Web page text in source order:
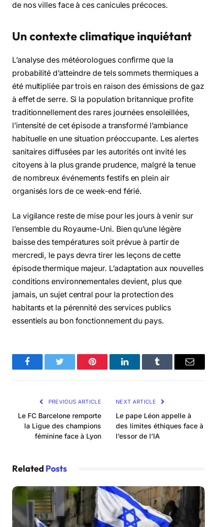
de nos villes face à ces canicules précoces.
Un contexte climatique inquiétant
L’analyse des météorologues confirme que la
probabilité d’atteindre de tels sommets thermiques a
été multipliée par trois en raison des émissions de gaz
à effet de serre. Si la population britannique profite
traditionnellement des rares journées ensoleillées,
l’intensité de cet épisode a transformé l’ambiance
habituelle en une situation préoccupante. Les alertes
sanitaires diffusées par les autorités ont invité les
citoyens à la plus grande prudence, malgré la tenue
de nombreux événements festifs en plein air
organisés lors de ce week-end férié.
La vigilance reste de mise pour les jours à venir sur
l’ensemble du Royaume-Uni. Bien qu’une légère
baisse des températures soit prévue à partir de
mercredi, le pays devra tirer les leçons de cette
épisode thermique majeur. L’adaptation aux nouvelles
conditions environnementales devient, plus que
jamais, un sujet central pour la protection des
habitants et la pérennité des services publics
essentiels au bon fonctionnement du pays.
FacebookTwitter Pinterest LinkedInTumblr Email
PREVIOUS ARTICLE
Le FC Barcelone remporte
la Ligue des champions
féminine face à Lyon
NEXT ARTICLE
Le pape Léon appelle à
des limites éthiques face à
l’essor de l’IA
Related Posts